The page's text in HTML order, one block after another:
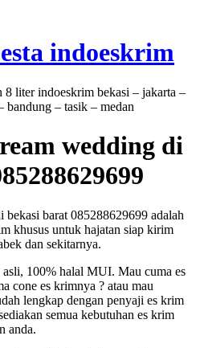
indoeskrim
8 liter indoeskrim bekasi – jakarta –
bandung – tasik – medan
wedding di
barat 085288629699 adalah
khusus untuk hajatan siap kirim
dan sekitarnya.
asli, 100% halal MUI. Mau cuma es
cone es krimnya ? atau mau
lengkap dengan penyaji es krim
semua kebutuhan es krim
anda.